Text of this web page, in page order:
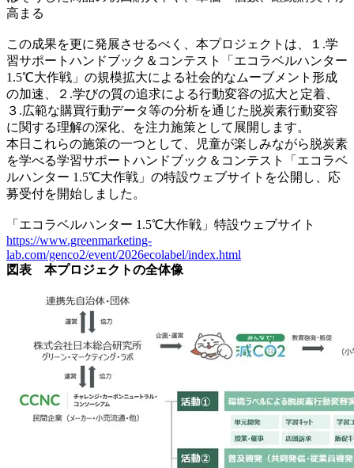
高まる
この成果を更に発展させるべく、本プロジェクトは、１.学
習サポートハンドブック＆コンテスト「エコラベルハンター
1.5℃大作戦」の規模拡大による社会的なムーブメント形成
の加速、２.学びの質の追求による行動変容の拡大と定着、
３.広範な購買行動データ等の分析を通じた脱炭素行動変容
に関する理解の深化、を注力施策として展開します。
本日これらの施策の一つとして、児童が楽しみながら脱炭素
を学べる学習サポートハンドブック＆コンテスト「エコラベ
ルハンター 1.5℃大作戦」の特設ウェブサイトを公開し、応
募受付を開始しました。
「エコラベルハンター 1.5℃大作戦」特設ウェブサイト
https://www.greenmarketing-
lab.com/genco2/event/2026ecolabel/index.html
図表 本プロジェクトの全体像